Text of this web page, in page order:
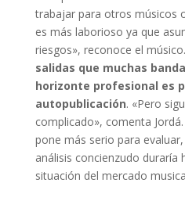
trabajar para otros músicos
es más laborioso ya que
riesgos», reconoce el
salidas que muchas
horizonte profesional es
autopublicación. «Pero
complicado», comenta
pone más serio para
análisis concienzudo duraría
situación del mercado